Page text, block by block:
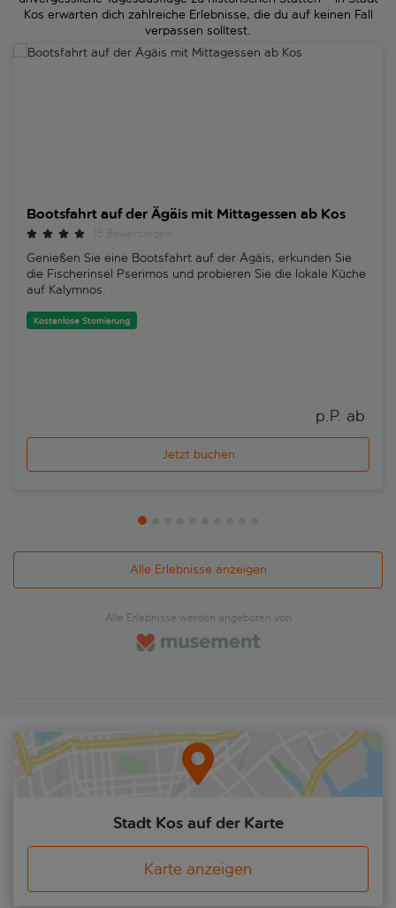
Kos erwarten dich zahlreiche Erlebnisse, die du auf keinen Fall
verpassen solltest.
Bootsfahrt auf der Ägäis mit Mittagessen ab Kos
Bootsfahrt auf der Ägäis mit Mittagessen ab Kos
Genießen Sie eine Bootsfahrt auf der Ägäis, erkunden Sie
die Fischerinsel Pserimos und probieren Sie die lokale Küche
auf Kalymnos.
Kostenlose Stornierung
p.P. ab
Jetzt buchen
Alle Erlebnisse anzeigen
Alle Erlebnisse werden angeboten von
Stadt Kos auf der Karte
Karte anzeigen